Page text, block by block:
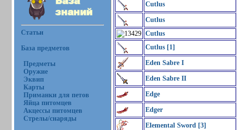
Статьи
База предметов
Предметы
Оружие
Эквип
Карты
Приманки для петов
Яйца питомцев
Акцессы питомцев
Стрелы/снаряды
Cutlus
Cutlus
Cutlus
Cutlus [1]
Eden Sabre I
Eden Sabre II
Edge
Edger
Elemental Sword [3]